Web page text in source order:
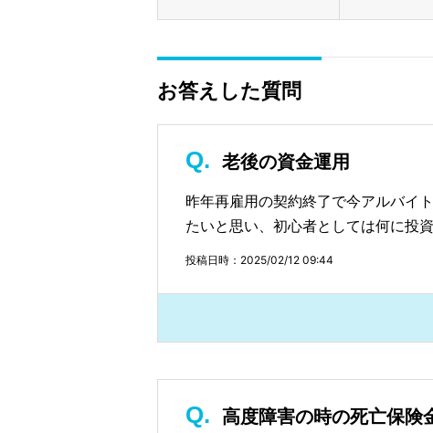
お答えした質問
老後の資金運用
昨年再雇用の契約終了で今アルバイ
たいと思い、初心者としては何に投
投稿日時：2025/02/12 09:44
高度障害の時の死亡保険